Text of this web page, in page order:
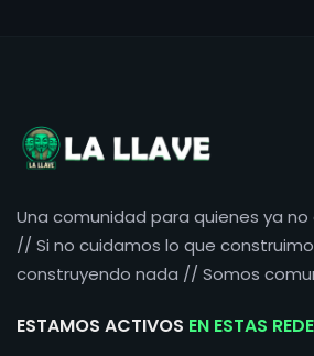
Una comunidad para quienes ya no
// Si no cuidamos lo que
construyendo nada // Somos
ESTAMOS ACTIVOS EN ESTAS